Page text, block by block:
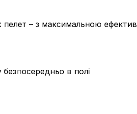
пелет – з максимальною
безпосередньо в полі